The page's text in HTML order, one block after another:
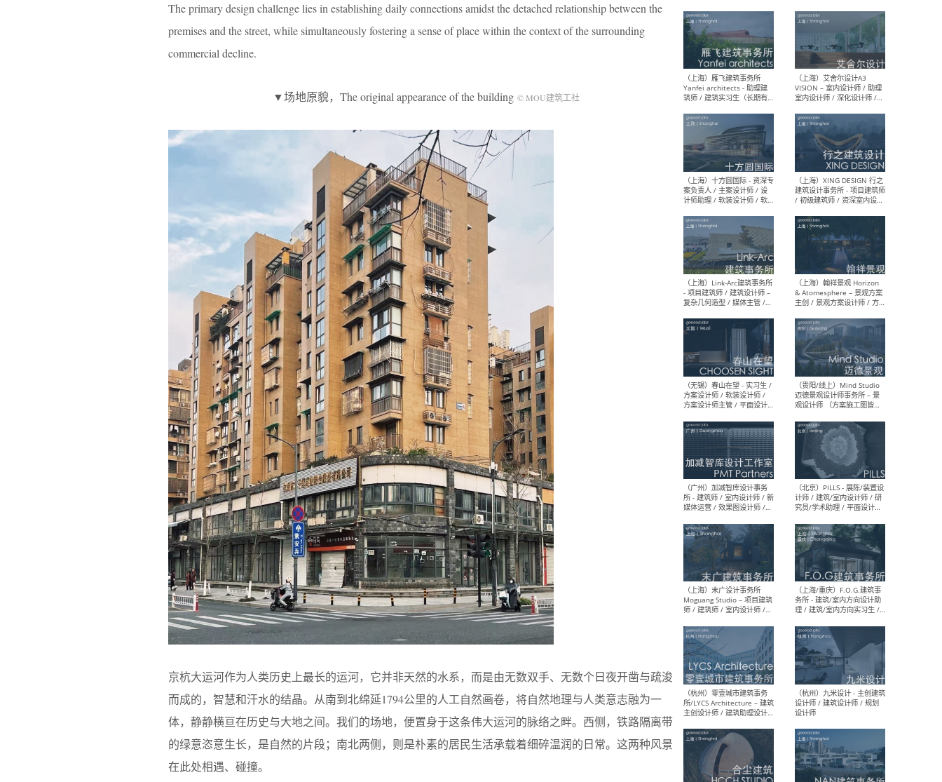
The primary design challenge lies in establishing daily connections amidst the detached relationship between the
premises and the street, while simultaneously fostering a sense of place within the context of the surrounding
commercial decline.
▼场地原貌，The original appearance of the building © MOU建筑工社
京杭大运河作为人类历史上最长的运河，它并非天然的水系，而是由无数双手、无数个日夜开凿与疏浚
而成的，智慧和汗水的结晶。从南到北绵延1794公里的人工自然画卷，将自然地理与人类意志融为一
体，静静横亘在历史与大地之间。我们的场地，便置身于这条伟大运河的脉络之畔。西侧，铁路隔离带
的绿意恣意生长，是自然的片段；南北两侧，则是朴素的居民生活承载着细碎温润的日常。这两种风景
在此处相遇、碰撞。
（北京）SHUYAN design -
项目负责人Project Manager
/项目建筑师Project
Architect / 助理建筑师
Assistant Architect / 创始
人助理Founder's Assistant
/ 实习生Intern
（深圳）URBANUS 都市实践
- 城市设计师 / 建筑师 / 景观
设计师 / 研究员
（上海）上海建筑设计研究
院有限公司 沈钺建筑创作工
作室（FREE STUDIO）- 助理
建筑师 / 驻场建筑师 / 实习
生
（上海）雁飞建筑事务所
Yanfei architects - 助理建
筑师 / 建筑实习生（长期有
效）
（上海）十方圆国际 - 资深专
案负责人 / 主案设计师 / 设
计师助理 / 软装设计师 / 软
装设计师助理
（上海）Link-Arc建筑事务所
复杂几何造型 / 媒体主管 /
学术研究专员 / 实习生计划
（无锡）春山在望 - 实习生 /
方案设计师 / 软装设计师 /
方案设计师主管 / 平面设计
师